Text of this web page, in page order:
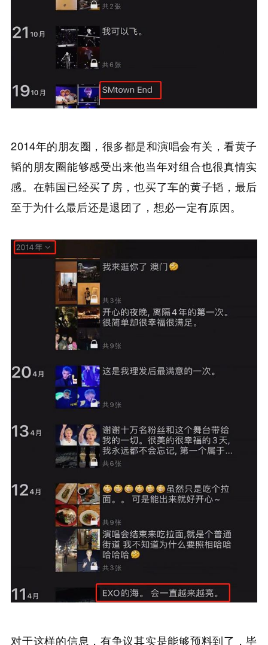
2014年的朋友圈，很多都是和演唱会有关，看黄子
韬的朋友圈能够感受出来他当年对组合也很真情实
感。在韩国已经买了房，也买了车的黄子韬，最后
至于为什么最后还是退团了，想必一定有原因。
对于这样的信息，有争议其实是能够预料到了，毕